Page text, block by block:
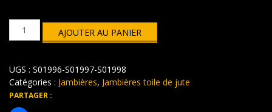
quantité
en
toile
de
jute
AJOUTER AU PANIER
UGS : S01996-S01997-S01998
Catégories : Jambières, Jambières toile de jute
PARTAGER :